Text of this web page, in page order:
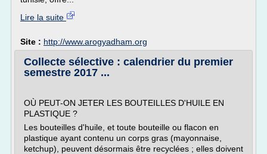
Lire la suite
Site : http://www.arogyadham.org
Collecte sélective : calendrier du premier
semestre 2017 ...
OÙ PEUT-ON JETER LES BOUTEILLES D'HUILE EN
PLASTIQUE ?
Les bouteilles d'huile, et toute bouteille ou flacon en
plastique ayant contenu un corps gras (mayonnaise,
ketchup), peuvent désormais être recyclées ; elles doivent